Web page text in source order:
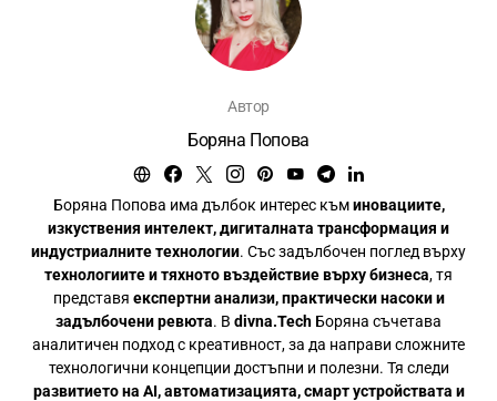
Автор
Боряна Попова
Боряна Попова има дълбок интерес къминовациите,
изкуствения интелект, дигиталната трансформация и
индустриалните технологии. Със задълбочен поглед върху
технологиите и тяхното въздействие върху бизнеса, тя
представя експертни анализи, практически насоки и
задълбочени ревюта. В divna.Tech Боряна съчетава
аналитичен подход с креативност, за да направи сложните
технологични концепции достъпни и полезни. Тя следи
развитието на AI, автоматизацията, смарт устройствата и